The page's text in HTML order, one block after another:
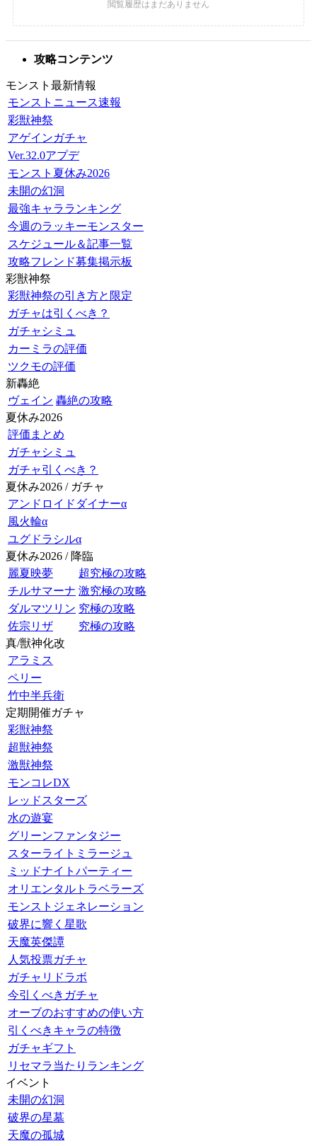
攻略コンテンツ
モンスト最新情報
モンストニュース速報
彩獣神祭
アゲインガチャ
Ver.32.0アプデ
モンスト夏休み2026
未開の幻洞
最強キャラランキング
今週のラッキーモンスター
スケジュール＆記事一覧
攻略フレンド募集掲示板
彩獣神祭
彩獣神祭の引き方と限定
ガチャは引くべき？
ガチャシミュ
カーミラの評価
ツクモの評価
新轟絶
ヴェイン 轟絶の攻略
夏休み2026
評価まとめ
ガチャシミュ
ガチャ引くべき？
夏休み2026 / ガチャ
アンドロイドダイナーα
風火輪α
ユグドラシルα
夏休み2026 / 降臨
麗夏映夢
超究極の攻略
チルサマーナ 激究極の攻略
ダルマツリン 究極の攻略
佐宗リザ
究極の攻略
真/獣神化改
アラミス
ペリー
竹中半兵衛
定期開催ガチャ
彩獣神祭
超獣神祭
激獣神祭
モンコレDX
レッドスターズ
水の遊宴
グリーンファンタジー
スターライトミラージュ
ミッドナイトパーティー
オリエンタルトラベラーズ
モンストジェネレーション
破界に響く星歌
天魔英傑譚
人気投票ガチャ
ガチャリドラボ
今引くべきガチャ
オーブのおすすめの使い方
引くべきキャラの特徴
ガチャギフト
リセマラ当たりランキング
イベント
未開の幻洞
破界の星墓
天魔の孤城